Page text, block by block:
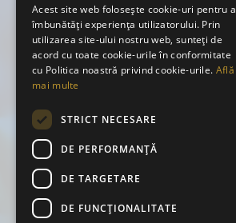
Acest site web folosește cookie-uri pentru a
îmbunătăți experiența utilizatorului. Prin
utilizarea site-ului nostru web, sunteți de
acord cu toate cookie-urile în conformitate
cu Politica noastră privind cookie-urile. Află
mai multe
STRICT NECESARE
DE PERFORMANȚĂ
DE TARGETARE
DE FUNCŢIONALITATE